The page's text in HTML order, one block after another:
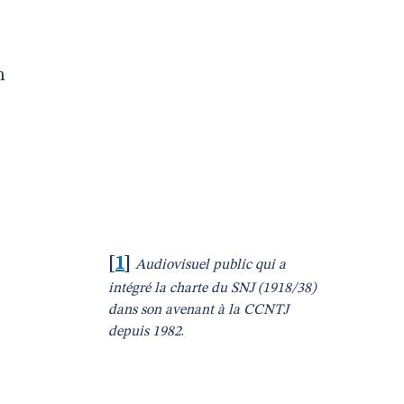
1
Audiovisuel public qui a
intégré la charte du SNJ (1918/38)
dans son avenant à la CCNTJ
depuis 1982.